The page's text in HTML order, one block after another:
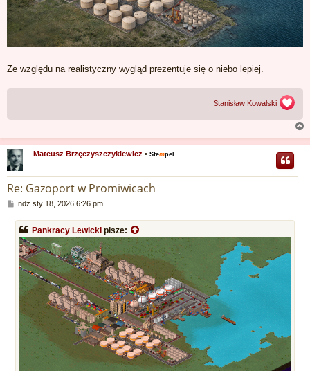
Ze względu na realistyczny wygląd prezentuje się o niebo lepiej.
Stanisław Kowalski
a
g
Mateusz Brzęczyszczykiewicz •Stempel
Re: Gazoport w Promiwicach
P
s
ndz sty 18, 2026 6:26 pm
Pankracy Lewicki pisze: